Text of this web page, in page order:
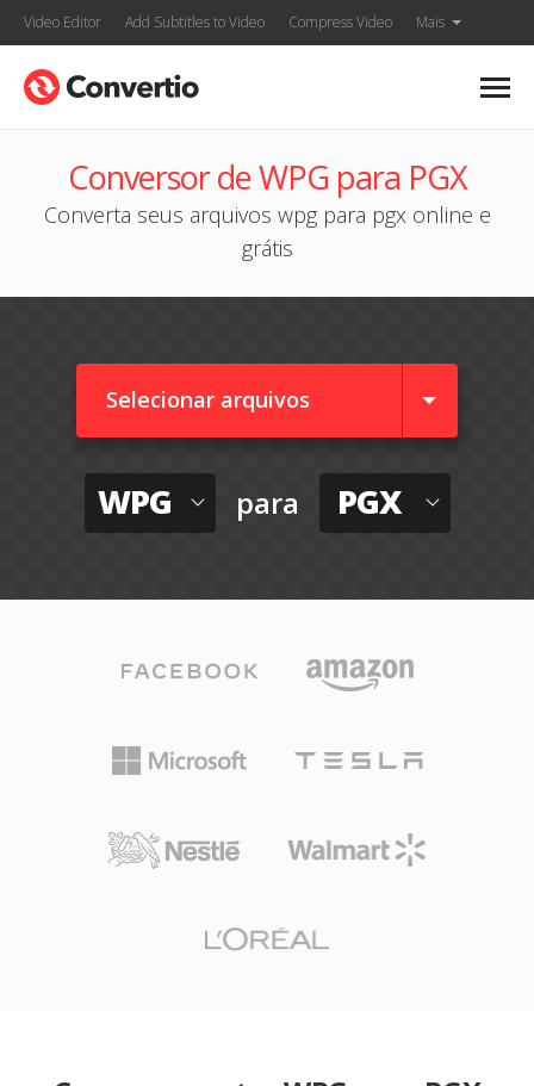
Video Editor Add Subtitles to Video Compress Video Mais
Conversor de WPG para PGX
Converta seus arquivos wpg para pgx online e
grátis
Selecionar arquivos
WPG para PGX